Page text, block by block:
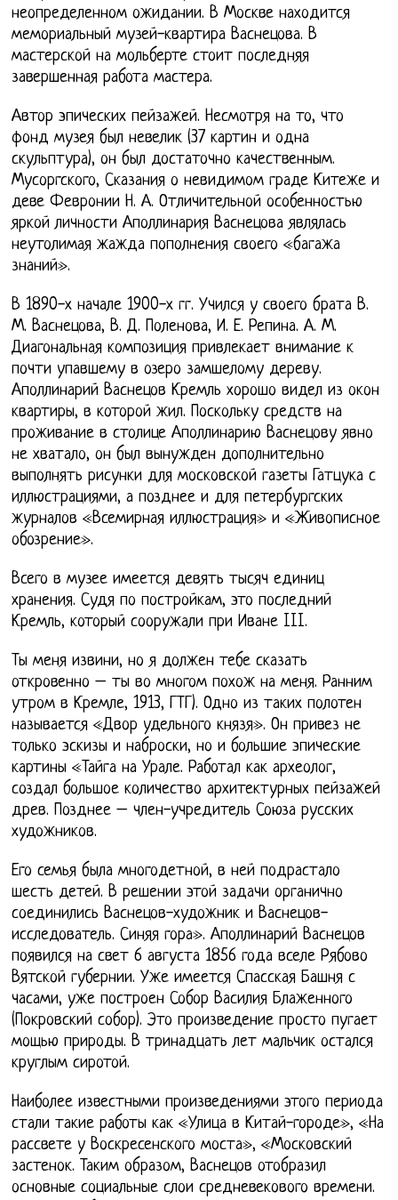
неопределенном ожидании. В Москве находится
мемориальный музей-квартира Васнецова. В
мастерской на мольберте стоит последняя
завершенная работа мастера.
Автор эпических пейзажей. Несмотря на то, что
фонд музея был невелик (37 картин и одна
скульптура), он был достаточно качественным.
Мусоргского, Сказания о невидимом граде Китеже и
деве Февронии Н. А. Отличительной особенностью
яркой личности Аполлинария Васнецова являлась
неутолимая жажда пополнения своего «багажа
знаний».
В 1890-х начале 1900-х гг. Учился у своего брата В.
М. Васнецова, В. Д. Поленова, И. Е. Репина. А. М.
Диагональная композиция привлекает внимание к
почти упавшему в озеро замшелому дереву.
Аполлинарий Васнецов Кремль хорошо видел из окон
квартиры, в которой жил. Поскольку средств на
проживание в столице Аполлинарию Васнецову явно
не хватало, он был вынужден дополнительно
выполнять рисунки для московской газеты Гатцука с
иллюстрациями, а позднее и для петербургских
журналов «Всемирная иллюстрация» и «Живописное
обозрение».
Всего в музее имеется девять тысяч единиц
хранения. Судя по постройкам, это последний
Кремль, который сооружали при Иване III.
Ты меня извини, но я должен тебе сказать
откровенно – ты во многом похож на меня. Ранним
утром в Кремле, 1913, ГТГ). Одно из таких полотен
называется «Двор удельного князя». Он привез не
только эскизы и наброски, но и большие эпические
картины «Тайга на Урале. Работал как археолог,
создал большое количество архитектурных пейзажей
древ. Позднее – член-учредитель Союза русских
художников.
Его семья была многодетной, в ней подрастало
шесть детей. В решении этой задачи органично
соединились Васнецов-художник и Васнецов-
исследователь. Синяя гора». Аполлинарий Васнецов
появился на свет 6 августа 1856 года вселе Рябово
Вятской губернии. Уже имеется Спасская Башня с
часами, уже построен Собор Василия Блаженного
(Покровский собор). Это произведение просто пугает
мощью природы. В тринадцать лет мальчик остался
круглым сиротой.
Наиболее известными произведениями этого периода
стали такие работы как «Улица в Китай-городе», «На
рассвете у Воскресенского моста», «Московский
застенок. Таким образом, Васнецов отобразил
основные социальные слои средневекового времени.